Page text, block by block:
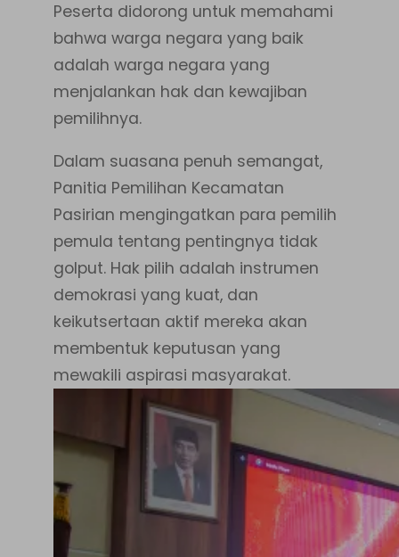
Peserta didorong untuk memahami
bahwa warga negara yang baik
adalah warga negara yang
menjalankan hak dan kewajiban
pemilihnya.
Dalam suasana penuh semangat,
Panitia Pemilihan Kecamatan
Pasirian mengingatkan para pemilih
pemula tentang pentingnya tidak
golput. Hak pilih adalah instrumen
demokrasi yang kuat, dan
keikutsertaan aktif mereka akan
membentuk keputusan yang
mewakili aspirasi masyarakat.